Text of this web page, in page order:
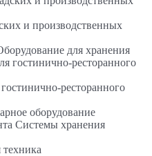
и производственных
для хранения
ресторанного
оборудование
Системы хранения
техника